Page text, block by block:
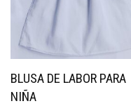
BLUSA DE LABOR PARA
NIÑA